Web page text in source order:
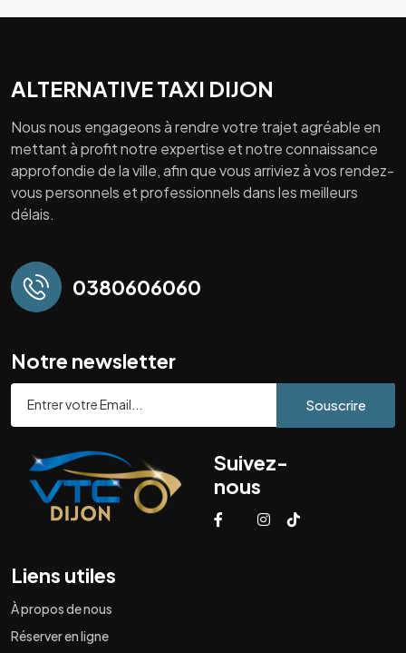
ALTERNATIVE TAXI DIJON
Nous nous engageons à rendre votre trajet agréable en
mettant à profit notre expertise et notre connaissance
approfondie de la ville, afin que vous arriviez à vos rendez-
vous personnels et professionnels dans les meilleurs
délais.
0380606060
Notre newsletter
Souscrire
Suivez-
nous
Liens utiles
À propos de nous
Réserver en ligne